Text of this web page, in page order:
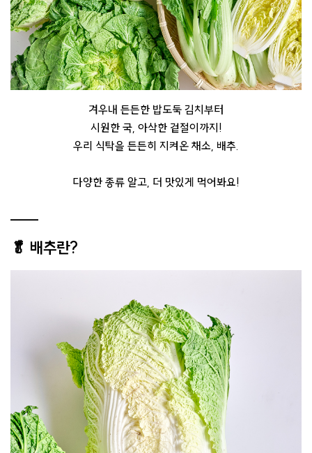
겨우내 든든한 밥도둑 김치부터
시원한 국, 아삭한 겉절이까지!
우리 식탁을 든든히 지켜온 채소, 배추.
다양한 종류 알고, 더 맛있게 먹어봐요!
🥬 배추란?